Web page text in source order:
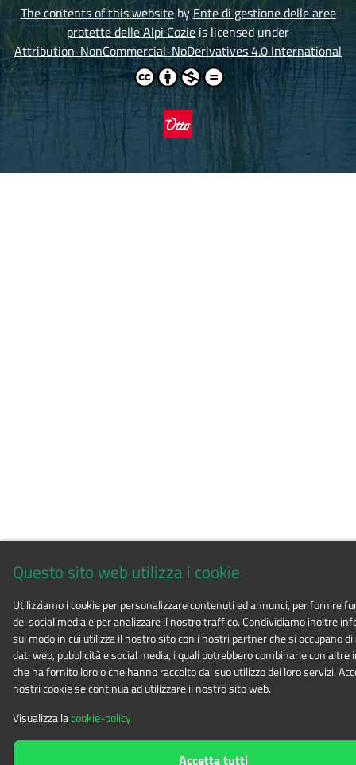
The contents of this websiteby Ente di gestione delle aree
protette delle Alpi Cozieis licensed under
Attribution-NonCommercial-NoDerivatives 4.0 International
Questo sito web utilizza i cookie
Utilizziamo i cookie per personalizzare contenuti ed annunci, per fornire
dei social media e per analizzare il nostro traffico. Condividiamo inoltre
sul modo in cui utilizza il nostro sito con i nostri partner che si occupano
dati web, pubblicità e social media, i quali potrebbero combinarle con
che ha fornito loro o che hanno raccolto dal suo utilizzo dei loro servizi.
nostri cookie se continua ad utilizzare il nostro sito web.
Visualizza lacookie-policy
Accetta tutti